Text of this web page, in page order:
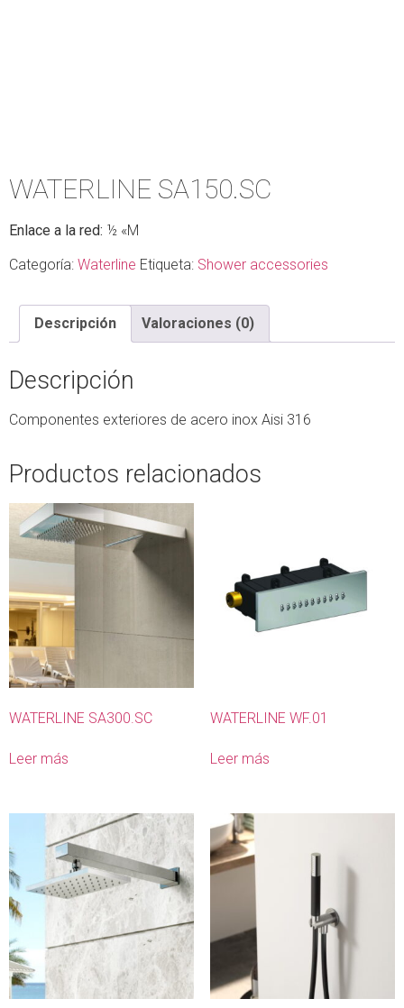
WATERLINE SA150.SC
Enlace a la red: ½ «M
Categoría: Waterline Etiqueta: Shower accessories
Descripción Valoraciones (0)
Descripción
Componentes exteriores de acero inox Aisi 316
Productos relacionados
WATERLINE SA300.SC
Leer más
WATERLINE WF.01
Leer más